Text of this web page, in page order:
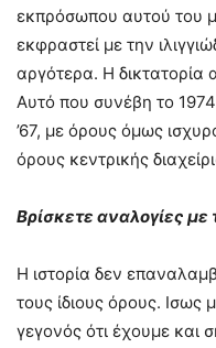
εκπρόσωπου αυτού του
εκφραστεί με την
αργότερα. Η
Αυτό που συνέβη το 1974
’67, με όρους όμως
όρους κεντρικής
Βρίσκετε αναλογίες με
Η ιστορία δεν
τους ίδιους όρους. Ισως
γεγονός ότι έχουμε και